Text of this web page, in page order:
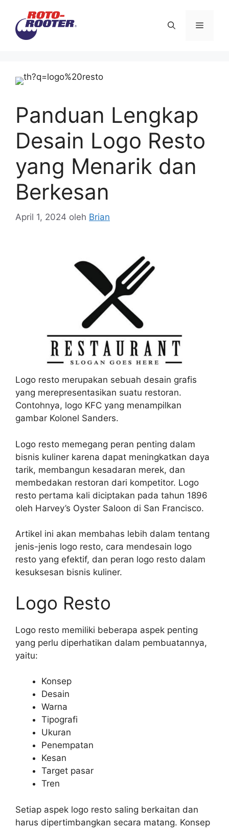
Menu
Panduan Lengkap
Desain Logo Resto
yang Menarik dan
Berkesan
April 1, 2024 oleh Brian
Logo resto merupakan sebuah desain grafis
yang merepresentasikan suatu restoran.
Contohnya, logo KFC yang menampilkan
gambar Kolonel Sanders.
Logo resto memegang peran penting dalam
bisnis kuliner karena dapat meningkatkan daya
tarik, membangun kesadaran merek, dan
membedakan restoran dari kompetitor. Logo
resto pertama kali diciptakan pada tahun 1896
oleh Harvey’s Oyster Saloon di San Francisco.
Artikel ini akan membahas lebih dalam tentang
jenis-jenis logo resto, cara mendesain logo
resto yang efektif, dan peran logo resto dalam
kesuksesan bisnis kuliner.
Logo Resto
Logo resto memiliki beberapa aspek penting
yang perlu diperhatikan dalam pembuatannya,
yaitu:
Konsep
Desain
Warna
Tipografi
Ukuran
Penempatan
Kesan
Target pasar
Tren
Setiap aspek logo resto saling berkaitan dan
harus dipertimbangkan secara matang. Konsep